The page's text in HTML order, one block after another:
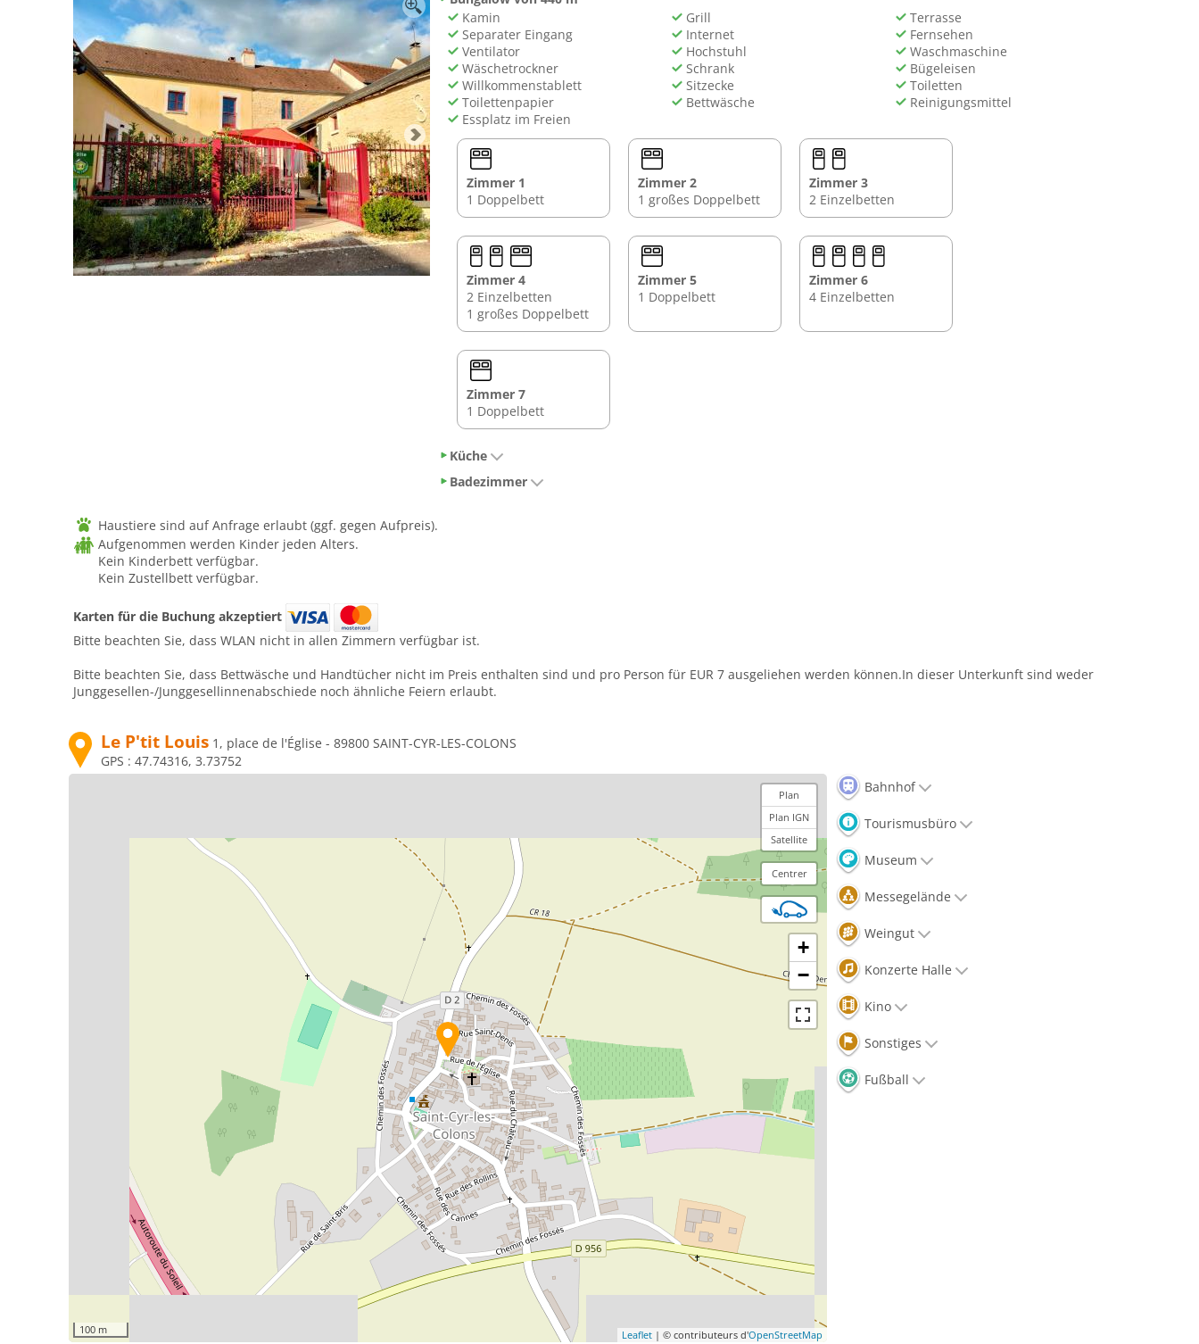
Kamin
Grill
Terrasse
Separater Eingang
Internet
Fernsehen
Ventilator
Hochstuhl
Waschmaschine
Wäschetrockner
Schrank
Bügeleisen
Willkommenstablett
Sitzecke
Toiletten
Toilettenpapier
Bettwäsche
Reinigungsmittel
Essplatz im Freien
Zimmer 1
1 Doppelbett
Zimmer 2
1 großes Doppelbett
Zimmer 3
2 Einzelbetten
Zimmer 4
2 Einzelbetten
1 großes Doppelbett
Zimmer 5
1 Doppelbett
Zimmer 6
4 Einzelbetten
Zimmer 7
1 Doppelbett
Küche
Badezimmer
Haustiere sind auf Anfrage erlaubt (ggf. gegen Aufpreis).
Aufgenommen werden Kinder jeden Alters.
Kein Kinderbett verfügbar.
Kein Zustellbett verfügbar.
Karten für die Buchung akzeptiert
Bitte beachten Sie, dass WLAN nicht in allen Zimmern verfügbar ist.
Bitte beachten Sie, dass Bettwäsche und Handtücher nicht im Preis enthalten sind und pro Person für EUR 7 ausgeliehen werden können.In dieser Unterkunft sind weder
Junggesellen-/Junggesellinnenabschiede noch ähnliche Feiern erlaubt.
Le P'tit Louis 1, place de l'Église - 89800 SAINT-CYR-LES-COLONS
GPS : 47.74316, 3.73752
Plan
Plan IGN
Satellite
Centrer
+
−
100 m Leaflet | © contributeurs d'OpenStreetMap
Bahnhof
Tourismusbüro
Museum
Messegelände
Weingut
Konzerte Halle
Kino
Sonstiges
Fußball